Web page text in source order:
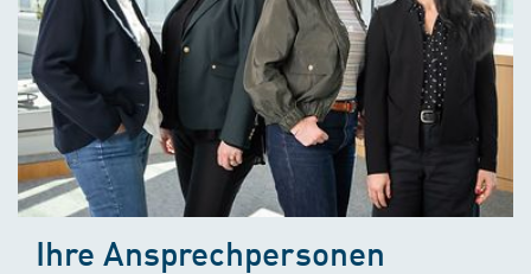
Ihre Ansprechpersonen